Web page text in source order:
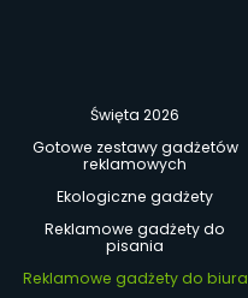
Święta 2026
Gotowe zestawy gadżetów
reklamowych
Ekologiczne gadżety
Reklamowe gadżety do
pisania
Reklamowe gadżety do biura